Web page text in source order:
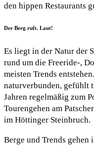
den hippen Restaurants
Der Berg ruft. Laut!
Es liegt in der Natur der
rund um die Freeride-,
meisten Trends
naturverbunden, gefühlt
Jahren regelmäßig zum
Tourengehen am
im Höttinger Steinbruch.
Berge und Trends